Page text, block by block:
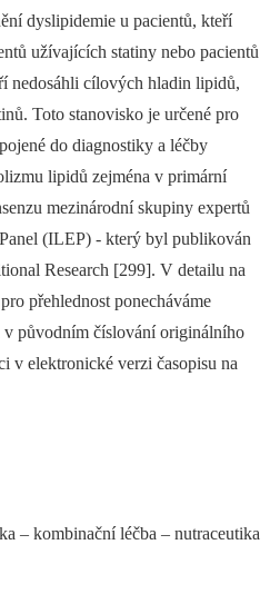
dyslipidemie u pacientů, kteří
užívajících statiny nebo pacientů
nedosáhli cílových hladin lipidů,
Toto stanovisko je určené pro
do diagnostiky a léčby
lipidů zejména v primární
mezinárodní skupiny expertů
(ILEP) -⁠ který byl publikován
Research [299]. V detailu na
přehlednost ponecháváme
původním číslování originálního
v elektronické verzi časopisu na
– kombinační léčba – nutraceutika